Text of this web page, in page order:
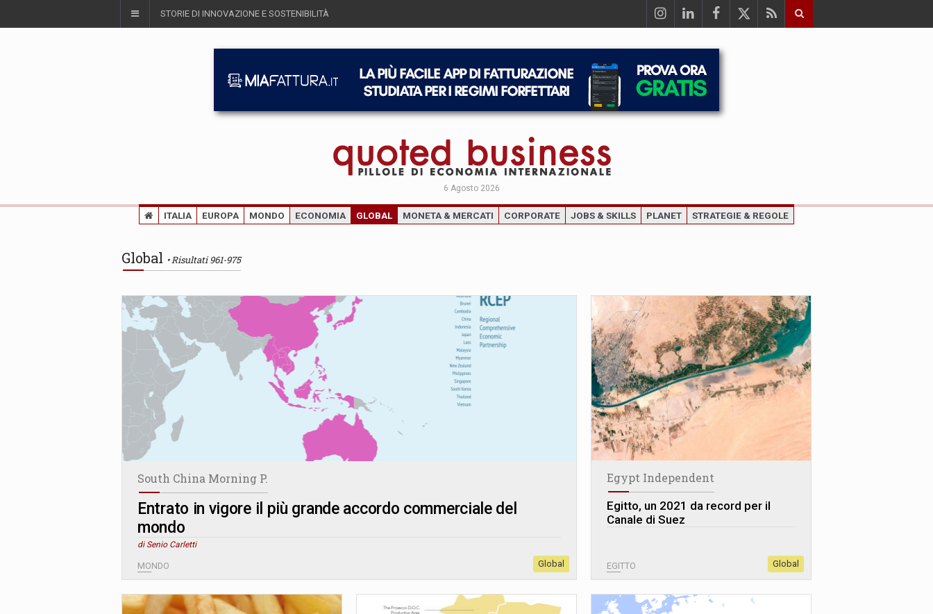
STORIE DI INNOVAZIONE E SOSTENIBILITÀ
6 Agosto 2026
ITALIA EUROPA MONDO ECONOMIA GLOBAL MONETA & MERCATI CORPORATE JOBS & SKILLS PLANET STRATEGIE & REGOLE
Global Risultati 961-975
South China Morning P.
Entrato in vigore il più grande accordo commerciale del
mondo
di Senio Carletti
MONDO Global
Egypt Independent
Egitto, un 2021 da record per il
Canale di Suez
EGITTO Global